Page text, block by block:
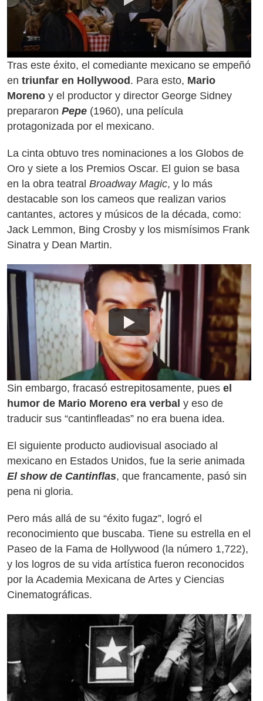
Tras este éxito, el comediante mexicano se empeñó
en triunfar en Hollywood . Para esto, Mario
Moreno y el productor y director George Sidney
prepararon Pepe (1960), una película
protagonizada por el mexicano.
La cinta obtuvo tres nominaciones a los Globos de
Oro y siete a los Premios Oscar. El guion se basa
en la obra teatral Broadway Magic, y lo más
destacable son los cameos que realizan varios
cantantes, actores y músicos de la década, como:
Jack Lemmon, Bing Crosby y los mismísimos Frank
Sinatra y Dean Martin.
Sin embargo, fracasó estrepitosamente, pues el
humor de Mario Moreno era verbal y eso de
traducir sus “cantinfleadas” no era buena idea.
El siguiente producto audiovisual asociado al
mexicano en Estados Unidos, fue la serie animada
El show de Cantinflas, que francamente, pasó sin
pena ni gloria.
Pero más allá de su “éxito fugaz”, logró el
reconocimiento que buscaba. Tiene su estrella en el
Paseo de la Fama de Hollywood (la número 1,722),
y los logros de su vida artística fueron reconocidos
por la Academia Mexicana de Artes y Ciencias
Cinematográficas.